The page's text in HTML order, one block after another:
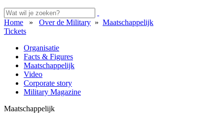
Home » Over de Military » Maatschappelijk
Tickets
Organisatie
Facts & Figures
Maatschappelijk
Video
Corporate story
Military Magazine
Maatschappelijk